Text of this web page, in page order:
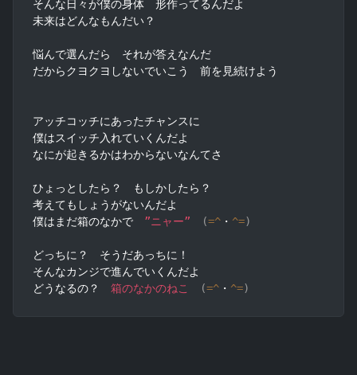
そんな日々が僕の身体　形作ってるんだよ
未来はどんなもんだい？
悩んで選んだら　それが答えなんだ
だからクヨクヨしないでいこう　前を見続けよう
アッチコッチにあったチャンスに
僕はスイッチ入れていくんだよ
なにが起きるかはわからないなんてさ
ひょっとしたら？　もしかしたら？
考えてもしょうがないんだよ
僕はまだ箱のなかで ”ニャー” (=^ ・ ^=)
どっちに？　そうだあっちに！
そんなカンジで進んでいくんだよ
どうなるの？ 箱のなかのねこ (=^ ・ ^=)